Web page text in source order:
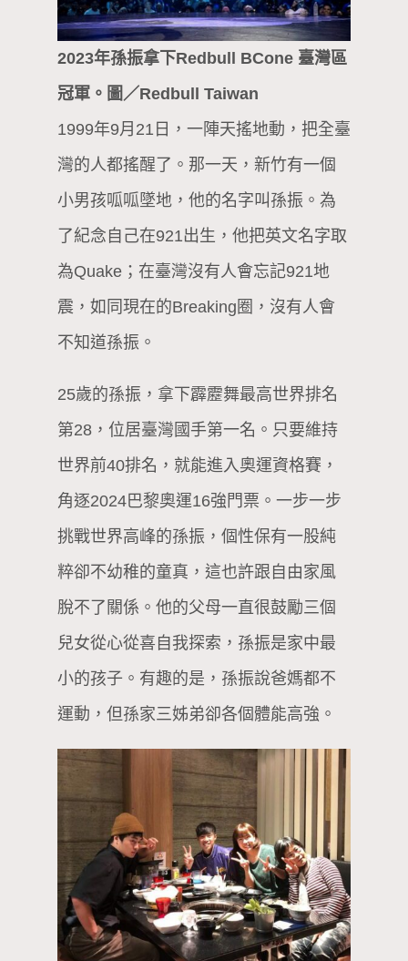
2023年孫振拿下Redbull BCone 臺灣區
冠軍。圖／Redbull Taiwan
1999年9月21日，一陣天搖地動，把全臺
灣的人都搖醒了。那一天，新竹有一個
小男孩呱呱墜地，他的名字叫孫振。為
了紀念自己在921出生，他把英文名字取
為Quake；在臺灣沒有人會忘記921地
震，如同現在的Breaking圈，沒有人會
不知道孫振。
25歲的孫振，拿下霹靂舞最高世界排名
第28，位居臺灣國手第一名。只要維持
世界前40排名，就能進入奧運資格賽，
角逐2024巴黎奧運16強門票。一步一步
挑戰世界高峰的孫振，個性保有一股純
粹卻不幼稚的童真，這也許跟自由家風
脫不了關係。他的父母一直很鼓勵三個
兒女從心從喜自我探索，孫振是家中最
小的孩子。有趣的是，孫振說爸媽都不
運動，但孫家三姊弟卻各個體能高強。